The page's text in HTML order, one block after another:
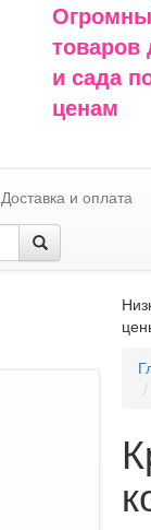
товаров
и сада
ценам
Доставка и оплата